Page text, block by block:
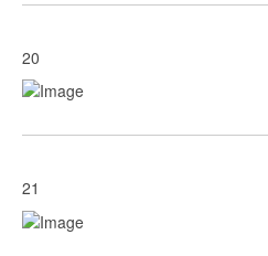
20
21